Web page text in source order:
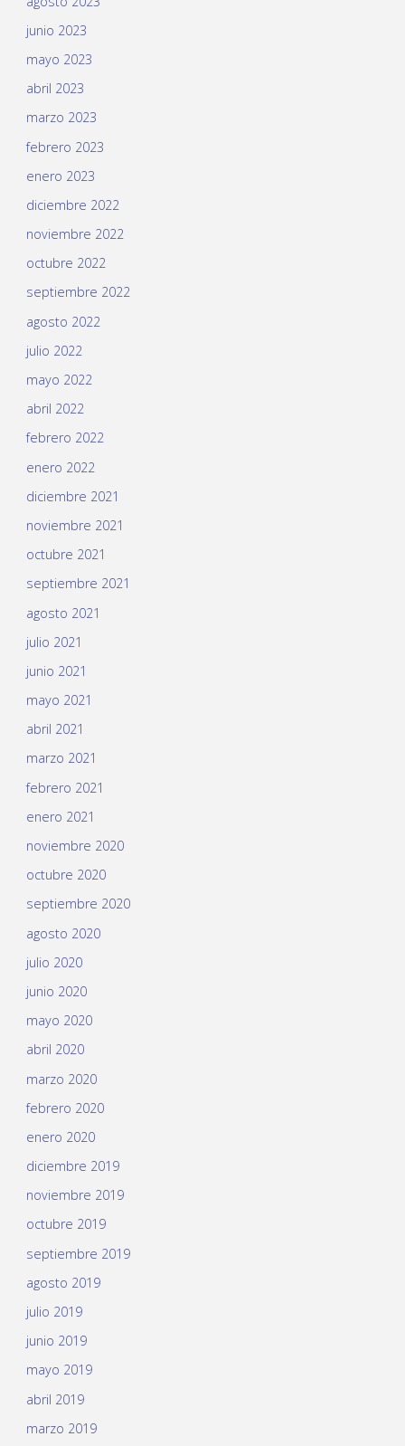
junio 2023
mayo 2023
abril 2023
marzo 2023
febrero 2023
enero 2023
diciembre 2022
noviembre 2022
octubre 2022
septiembre 2022
agosto 2022
julio 2022
mayo 2022
abril 2022
febrero 2022
enero 2022
diciembre 2021
noviembre 2021
octubre 2021
septiembre 2021
agosto 2021
julio 2021
junio 2021
mayo 2021
abril 2021
marzo 2021
febrero 2021
enero 2021
noviembre 2020
octubre 2020
septiembre 2020
agosto 2020
julio 2020
junio 2020
mayo 2020
abril 2020
marzo 2020
febrero 2020
enero 2020
diciembre 2019
noviembre 2019
octubre 2019
septiembre 2019
agosto 2019
julio 2019
junio 2019
mayo 2019
abril 2019
marzo 2019